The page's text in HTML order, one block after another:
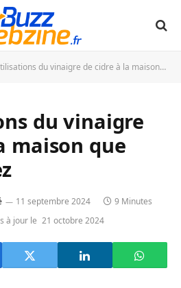
du vinaigre de cidre à la maison que vous ignorez
du vinaigre
maison que
11 septembre 2024
9 Minutes
à jour le 21 octobre 2024